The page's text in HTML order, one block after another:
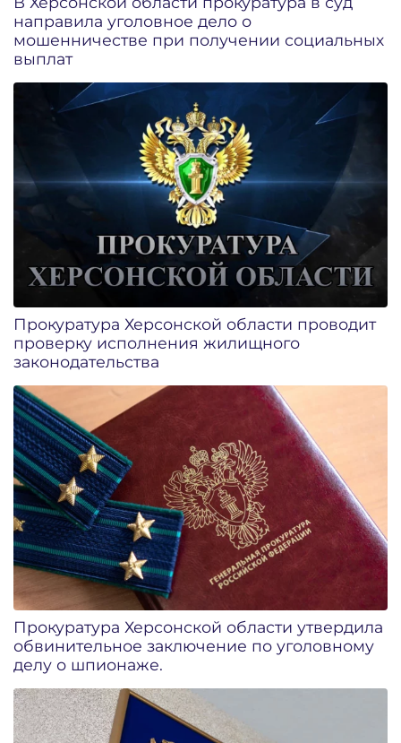
направила уголовное дело о
мошенничестве при получении социальных
выплат
Прокуратура Херсонской области проводит
проверку исполнения жилищного
законодательства
Прокуратура Херсонской области утвердила
обвинительное заключение по уголовному
делу о шпионаже.